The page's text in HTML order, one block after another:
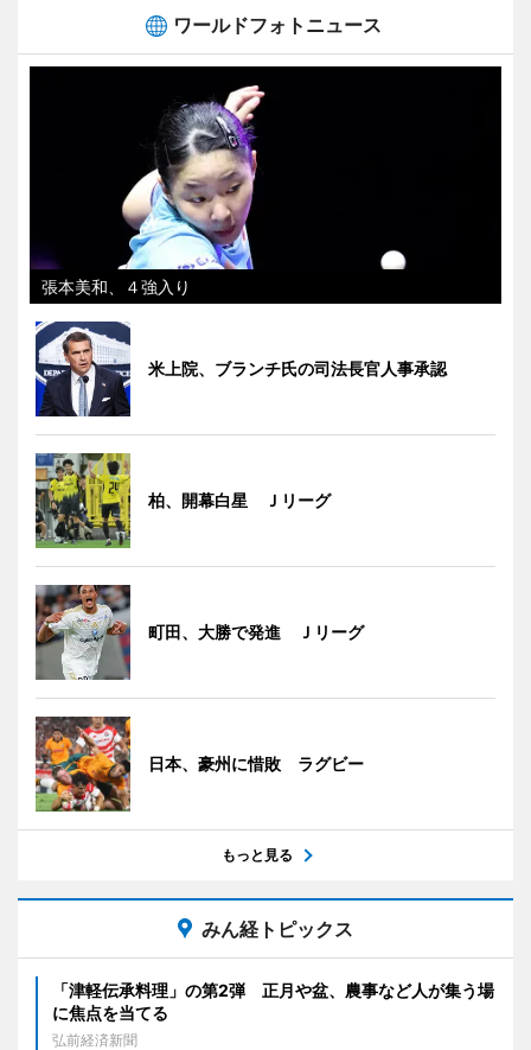
ワールドフォトニュース
張本美和、４強入り
米上院、ブランチ氏の司法長官人事承認
柏、開幕白星 Ｊリーグ
町田、大勝で発進 Ｊリーグ
日本、豪州に惜敗 ラグビー
もっと見る
みん経トピックス
「津軽伝承料理」の第2弾 正月や盆、農事など人が集う場
に焦点を当てる
弘前経済新聞